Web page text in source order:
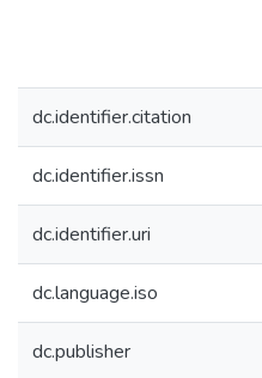
dc.identifier.citation
dc.identifier.issn
dc.identifier.uri
dc.language.iso
dc.publisher